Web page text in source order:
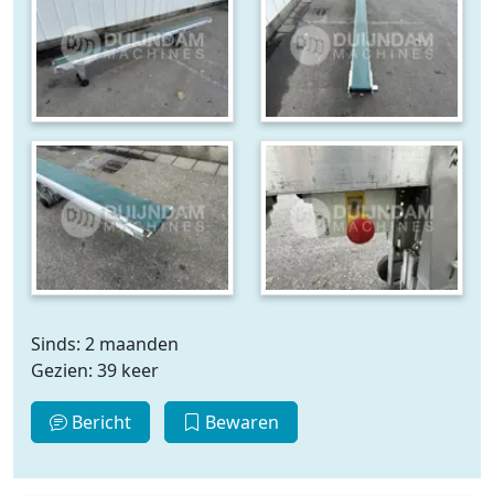
Sinds: 2 maanden
Gezien: 39 keer
Bericht Bewaren